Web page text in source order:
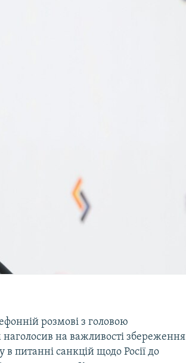
розмові з головою
на важливості збереження
в питанні санкцій щодо Росії до